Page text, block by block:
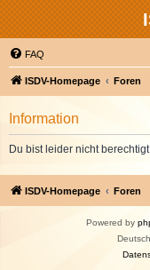
FAQ
ISDV-Homepage Foren
Information
Du bist leider nicht
ISDV-Homepage Foren
Powered by